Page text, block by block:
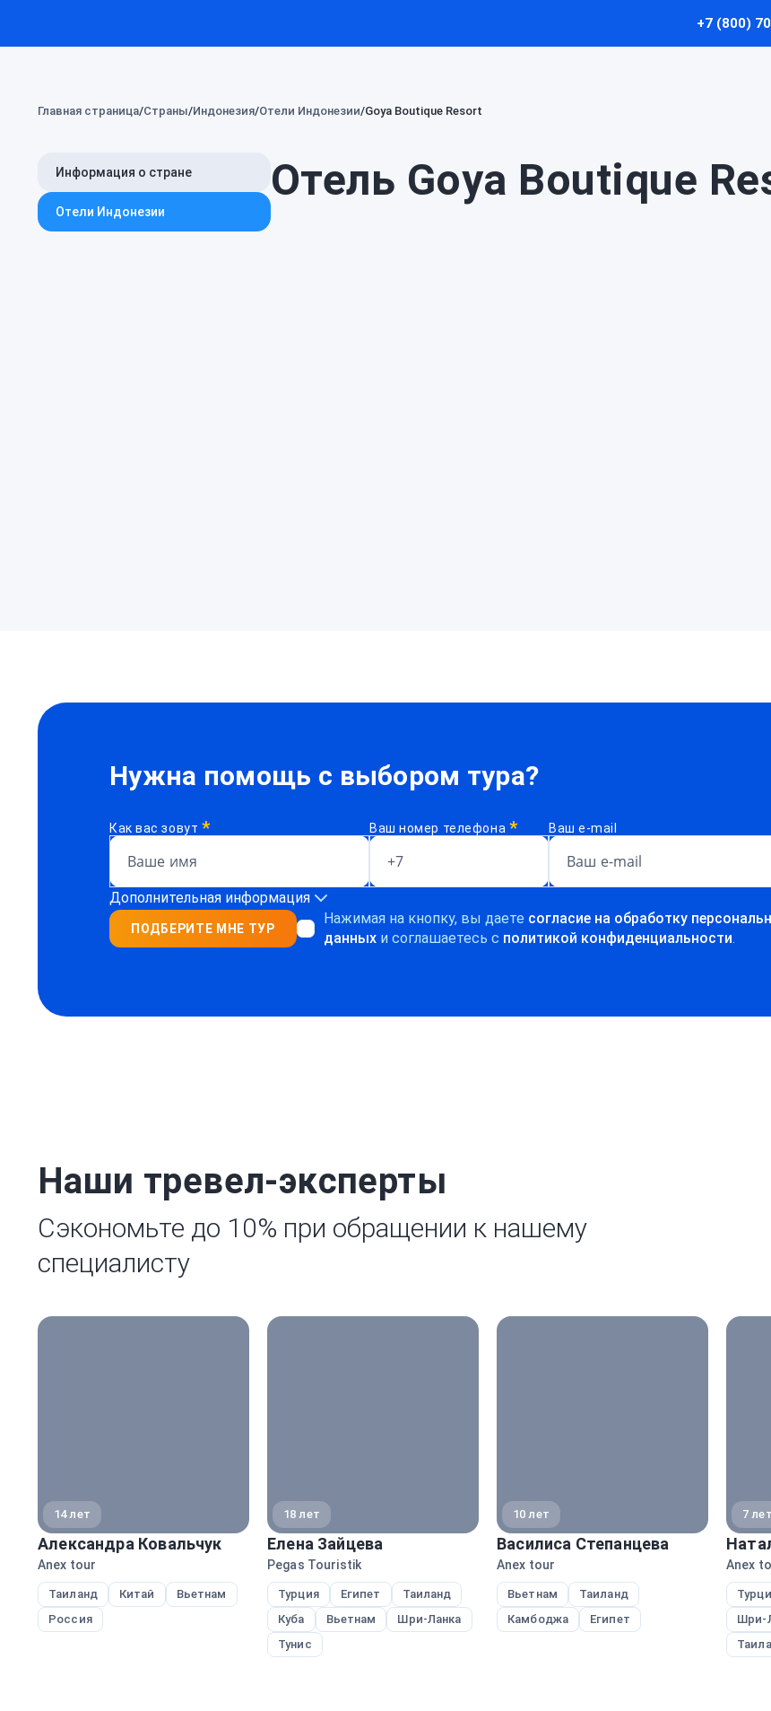
+7 (800)
Главная страница Страны Индонезия Отели Индонезии Goya Boutique Resort
Отель Goya Boutique
Информация о стране
Отели Индонезии
Нужна помощь с выбором тура?
Как вас зовут * Ваш номер телефона * Ваш e-mail
Дополнительная информация
ПОДБЕРИТЕ МНЕ ТУР
Нажимая на кнопку, вы даете согласие на обработку
данныхи соглашаетесь c политикой конфиденциальности.
Наши тревел-эксперты
Сэкономьте до 10% при обращении к нашему
специалисту
14 лет
Александра Ковальчук
Anex tour
Таиланд Китай
Вьетнам
Россия
18 лет
Елена Зайцева
Pegas Touristik
Турция Египет
Таиланд
Куба
Вьетнам
Шри-Ланка
Тунис
10 лет
Василиса Степанцева
Anex tour
Вьетнам
Таиланд
Камбоджа
Египет
7 лет
Anex
Шри-